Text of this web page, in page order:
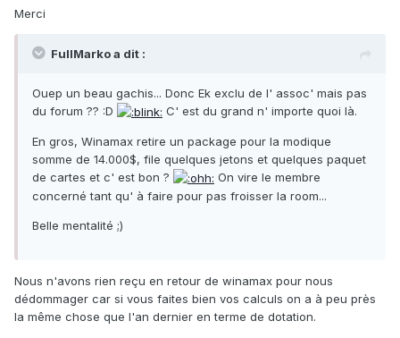
Merci
FullMarko a dit :
Ouep un beau gachis... Donc Ek exclu de l' assoc' mais pas
du forum ?? :D
C' est du grand n' importe quoi là.
En gros, Winamax retire un package pour la modique
somme de 14.000$, file quelques jetons et quelques paquet
de cartes et c' est bon ?
On vire le membre
concerné tant qu' à faire pour pas froisser la room...
Belle mentalité ;)
Nous n'avons rien reçu en retour de winamax pour nous
dédommager car si vous faites bien vos calculs on a à peu près
la même chose que l'an dernier en terme de dotation.